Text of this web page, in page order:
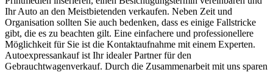
Ihr Auto an den Meistbietenden verkaufen. Neben Zeit und
Organisation sollten Sie auch bedenken, dass es einige Fallstricke
gibt, die es zu beachten gilt. Eine einfachere und professionellere
Möglichkeit für Sie ist die Kontaktaufnahme mit einem Experten.
Autoexpressankauf ist Ihr idealer Partner für den
Gebrauchtwagenverkauf. Durch die Zusammenarbeit mit uns sparen